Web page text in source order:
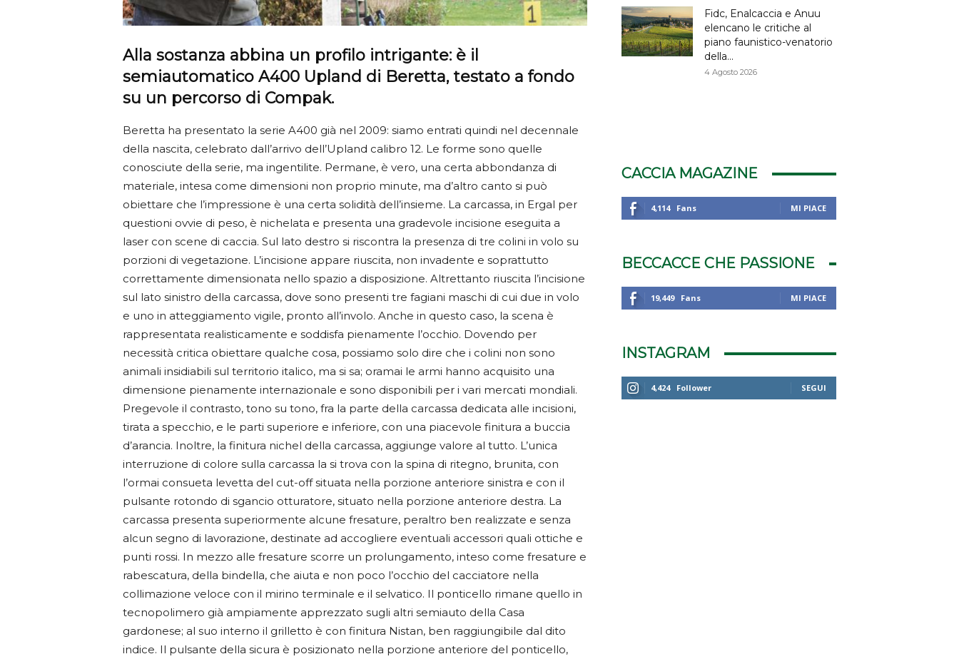
Alla sostanza abbina un profilo intrigante: è il
semiautomatico A400 Upland di Beretta, testato a fondo
su un percorso di Compak.
Beretta ha presentato la serie A400 già nel 2009: siamo entrati quindi nel decennale
della nascita, celebrato dall’arrivo dell’Upland calibro 12. Le forme sono quelle
conosciute della serie, ma ingentilite. Permane, è vero, una certa abbondanza di
materiale, intesa come dimensioni non proprio minute, ma d’altro canto si può
obiettare che l’impressione è una certa solidità dell’insieme. La carcassa, in Ergal per
questioni ovvie di peso, è nichelata e presenta una gradevole incisione eseguita a
laser con scene di caccia. Sul lato destro si riscontra la presenza di tre colini in volo su
porzioni di vegetazione. L’incisione appare riuscita, non invadente e soprattutto
correttamente dimensionata nello spazio a disposizione. Altrettanto riuscita l’incisione
sul lato sinistro della carcassa, dove sono presenti tre fagiani maschi di cui due in volo
e uno in atteggiamento vigile, pronto all’involo. Anche in questo caso, la scena è
rappresentata realisticamente e soddisfa pienamente l’occhio. Dovendo per
necessità critica obiettare qualche cosa, possiamo solo dire che i colini non sono
animali insidiabili sul territorio italico, ma si sa; oramai le armi hanno acquisito una
dimensione pienamente internazionale e sono disponibili per i vari mercati mondiali.
Pregevole il contrasto, tono su tono, fra la parte della carcassa dedicata alle incisioni,
tirata a specchio, e le parti superiore e inferiore, con una piacevole finitura a buccia
d’arancia. Inoltre, la finitura nichel della carcassa, aggiunge valore al tutto. L’unica
interruzione di colore sulla carcassa la si trova con la spina di ritegno, brunita, con
l’ormai consueta levetta del cut-off situata nella porzione anteriore sinistra e con il
pulsante rotondo di sgancio otturatore, situato nella porzione anteriore destra. La
carcassa presenta superiormente alcune fresature, peraltro ben realizzate e senza
alcun segno di lavorazione, destinate ad accogliere eventuali accessori quali ottiche e
punti rossi. In mezzo alle fresature scorre un prolungamento, inteso come fresature e
rabescatura, della bindella, che aiuta e non poco l’occhio del cacciatore nella
collimazione veloce con il mirino terminale e il selvatico. Il ponticello rimane quello in
tecnopolimero già ampiamente apprezzato sugli altri semiauto della Casa
gardonese; al suo interno il grilletto è con finitura Nistan, ben raggiungibile dal dito
indice. Il pulsante della sicura è posizionato nella porzione anteriore del ponticello,
Fidc, Enalcaccia e Anuu
elencano le critiche al
piano faunistico-venatorio
della...
4 Agosto 2026
CACCIA MAGAZINE
4,114 Fans MI PIACE
BECCACCE CHE PASSIONE
19,449 Fans MI PIACE
INSTAGRAM
4,424 Follower SEGUI